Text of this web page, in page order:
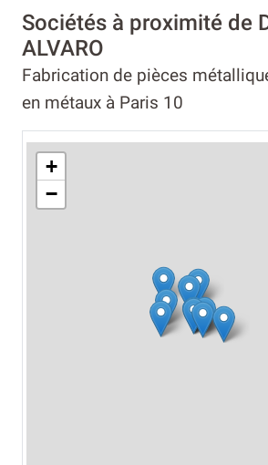
Sociétés à proximité de
ALVARO
Fabrication de pièces
en métaux à Paris 10
+
−